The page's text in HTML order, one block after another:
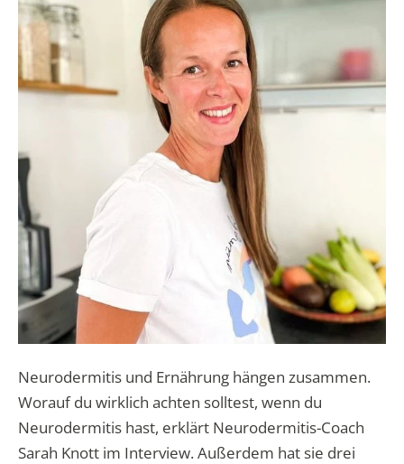
Neurodermitis und Ernährung hängen zusammen.
Worauf du wirklich achten solltest, wenn du
Neurodermitis hast, erklärt Neurodermitis-Coach
Sarah Knott im Interview. Außerdem hat sie drei